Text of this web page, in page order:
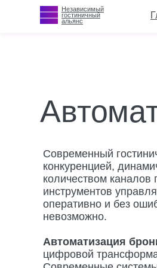
Независимый
гостиничный
альянс
Независимый
гостиничный
альянс
конкуренцией,
количеством каналов
инструментов управлять
оперативно и без ошибок
невозможно.
Автоматизация
Современные системы
заявки, синхронизируют
и минимизируют влияние